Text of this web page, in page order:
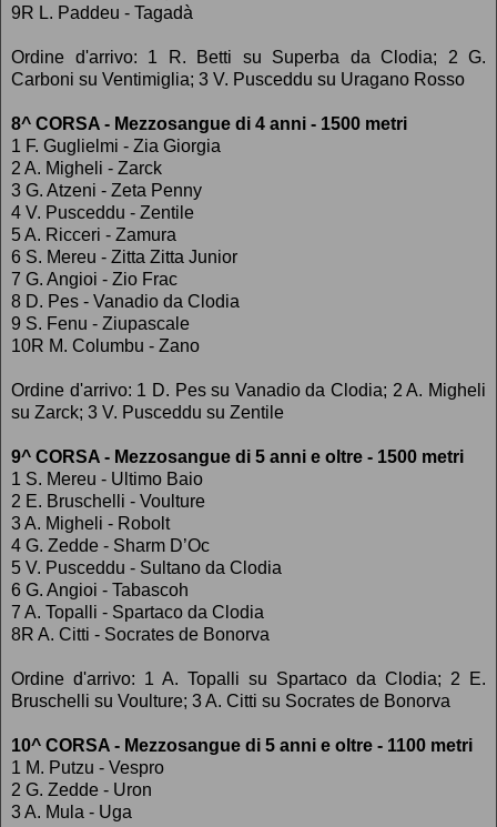
9R L. Paddeu - Tagadà
Ordine d'arrivo: 1 R. Betti su Superba da Clodia; 2 G.
Carboni su Ventimiglia; 3 V. Pusceddu su Uragano Rosso
8^ CORSA - Mezzosangue di 4 anni - 1500 metri
1 F. Guglielmi - Zia Giorgia
2 A. Migheli - Zarck
3 G. Atzeni - Zeta Penny
4 V. Pusceddu - Zentile
5 A. Ricceri - Zamura
6 S. Mereu - Zitta Zitta Junior
7 G. Angioi - Zio Frac
8 D. Pes - Vanadio da Clodia
9 S. Fenu - Ziupascale
10R M. Columbu - Zano
Ordine d'arrivo: 1 D. Pes su Vanadio da Clodia; 2 A. Migheli
su Zarck; 3 V. Pusceddu su Zentile
9^ CORSA - Mezzosangue di 5 anni e oltre - 1500 metri
1 S. Mereu - Ultimo Baio
2 E. Bruschelli - Voulture
3 A. Migheli - Robolt
4 G. Zedde - Sharm D’Oc
5 V. Pusceddu - Sultano da Clodia
6 G. Angioi - Tabascoh
7 A. Topalli - Spartaco da Clodia
8R A. Citti - Socrates de Bonorva
Ordine d'arrivo: 1 A. Topalli su Spartaco da Clodia; 2 E.
Bruschelli su Voulture; 3 A. Citti su Socrates de Bonorva
10^ CORSA - Mezzosangue di 5 anni e oltre - 1100 metri
1 M. Putzu - Vespro
2 G. Zedde - Uron
3 A. Mula - Uga